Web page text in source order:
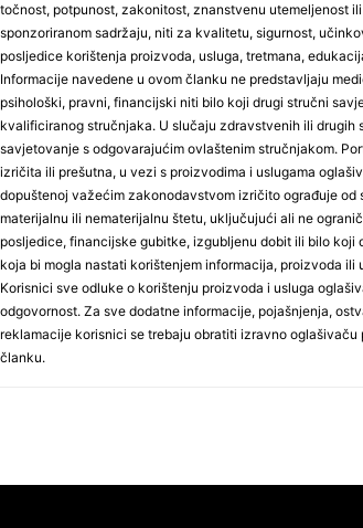
točnost, potpunost, zakonitost, znanstvenu utemeljenost
sponzoriranom sadržaju, niti za kvalitetu, sigurnost,
posljedice korištenja proizvoda, usluga, tretmana,
Informacije navedene u ovom članku ne predstavljaju
psihološki, pravni, financijski niti bilo koji drugi stručni
kvalificiranog stručnjaka. U slučaju zdravstvenih ili drugih
savjetovanje s odgovarajućim ovlaštenim stručnjakom.
izričita ili prešutna, u vezi s proizvodima i uslugama
dopuštenoj važećim zakonodavstvom izričito ograđuje od
materijalnu ili nematerijalnu štetu, uključujući ali ne
posljedice, financijske gubitke, izgubljenu dobit ili bilo
koja bi mogla nastati korištenjem informacija, proizvoda ili
Korisnici sve odluke o korištenju proizvoda i usluga
odgovornost. Za sve dodatne informacije, pojašnjenja,
reklamacije korisnici se trebaju obratiti izravno
članku.